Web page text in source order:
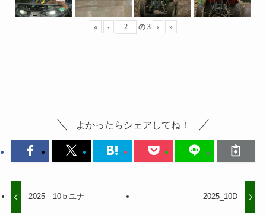
« ‹ の 3 › »
よかったらシェアしてね！
2025＿10ｂユナ 2025_10D